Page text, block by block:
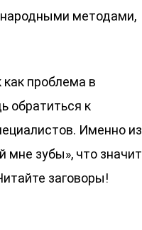
народными методами,
проблема в
обратиться к
Именно из
мне зубы», что значит
заговоры!